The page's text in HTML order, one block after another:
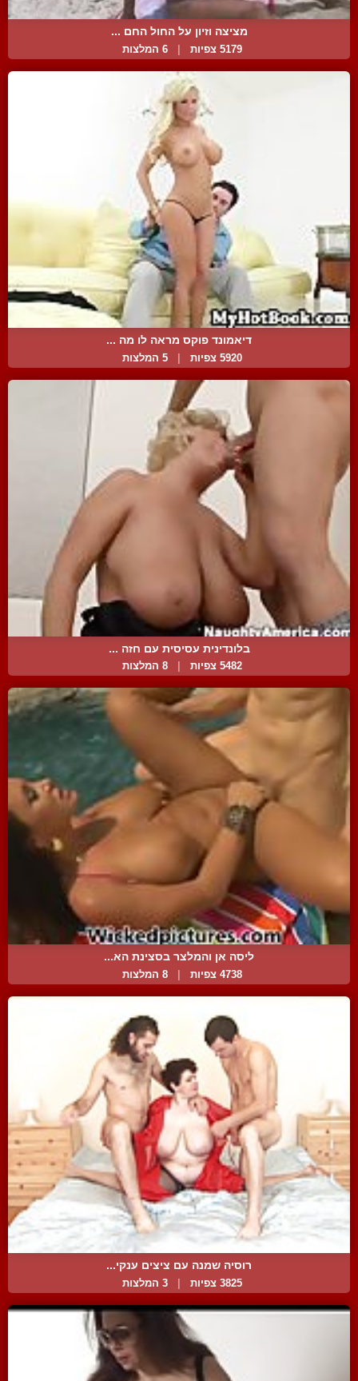
מציצה וזיון על החול החם ...
5179 צפיות 6 המלצות
דיאמונד פוקס מראה לו מה ...
5920 צפיות | 5 המלצות
בלונדינית עסיסית עם חזה ...
5482 צפיות 8 המלצות
ליסה אן והמלצר בסצינת הא...
4738 צפיות 8 המלצות
רוסיה שמנה עם ציצים ענקי...
3825 צפיות | 3 המלצות